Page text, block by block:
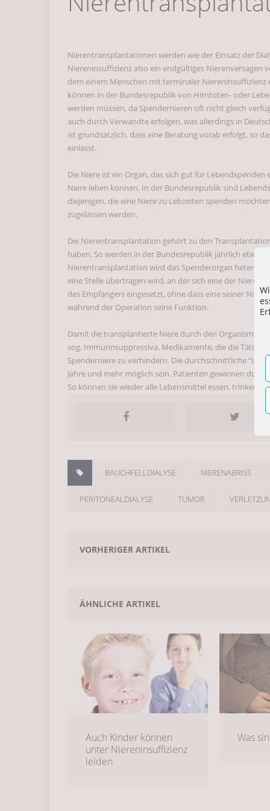
Behandlung von
Die Anwendung von
Patientenmonitor für
Wie Naturmedizin bei
Was bedeutet
Die Vorteile von Baby
Ein schönes Lächeln,
Hiermit präsentieren
Peritoneofiltration.
erhältlich ALLGEMEIN
Durch chronische
ALLGEMEIN
Neue Erkenntnisse
Nierentransplantationen werden wie der Einsatz der
Niereninsuffizienz also ein endgültiges
dem einem Menschen mit terminaler
können in der Bundesrepublik von Hirntoten- oder
werden müssen, da Spendernieren oft nicht gleich
auch durch Verwandte erfolgen, was allerdings in
ist grundsätzlich, dass eine Beratung vorab erfolgt, so
einlässt.
Die Niere ist ein Organ, das sich gut für
Niere leben können. In der Bundesrepublik sind
diejenigen, die eine Niere zu Lebzeiten spenden
zugelassen werden.
Die Nierentransplantation gehört zu den
haben. So werden in der Bundesrepublik jährlich etwa
Nierentransplantation wird das Spenderorgan
eine Stelle übertragen wird, an der sich eine der Nieren
des Empfängers eingesetzt, ohne dass eine seiner
während der Operation seine Funktion.
Damit die transplantierte Niere durch den Organismus
sog. Immunnsuppressiva, Medikamente, die die
Spenderniere zu verhindern. Die durchschnittliche
Jahre und mehr möglich sein. Patienten gewinnen
So können sie wieder alle Lebensmittel essen, trinken
BAUCHFELLDIALYSE NIERENABRISS
PERITONEALDIALYSE TUMOR
VORHERIGER ARTIKEL
ÄHNLICHE ARTIKEL
Auch Kinder können
unter Niereninsuffizienz
leiden
Was